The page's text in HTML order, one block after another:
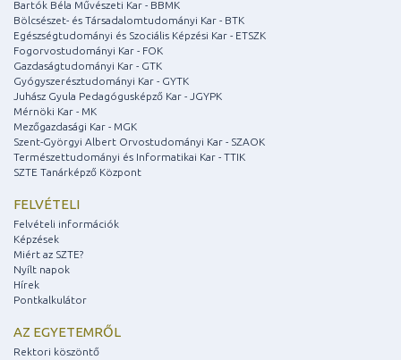
Bartók Béla Művészeti Kar - BBMK
Bölcsészet- és Társadalomtudományi Kar - BTK
Egészségtudományi és Szociális Képzési Kar - ETSZK
Fogorvostudományi Kar - FOK
Gazdaságtudományi Kar - GTK
Gyógyszerésztudományi Kar - GYTK
Juhász Gyula Pedagógusképző Kar - JGYPK
Mérnöki Kar - MK
Mezőgazdasági Kar - MGK
Szent-Györgyi Albert Orvostudományi Kar - SZAOK
Természettudományi és Informatikai Kar - TTIK
SZTE Tanárképző Központ
FELVÉTELI
Felvételi információk
Képzések
Miért az SZTE?
Nyílt napok
Hírek
Pontkalkulátor
AZ EGYETEMRŐL
Rektori köszöntő